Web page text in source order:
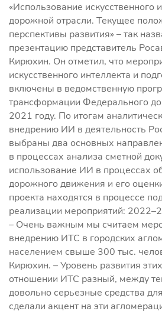
«Использование искусственного
дорожной отрасли. Текущее
перспективы развития» – так
презентацию представитель
Кирюхин. Он отметил, что
искусственного интеллекта и
включены в ведомственную
трансформации Федерального
2021 году. По итогам
внедрению ИИ в деятельность
выбраны два основных
в процессах анализа сметной
использование ИИ в процессах
дорожного движения и его
проекта находятся в процессе
реализации мероприятий:
– Очень важным мы считаем
внедрению ИТС в городских
населением свыше 300 тыс.
Кирюхин. – Уровень развития
отношении ИТС разный, между
довольно серьезные средства
сделали акцент на эти